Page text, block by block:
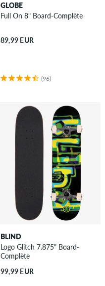
GLOBE
Full On 8" Board-Complète
89,99 EUR
(96)
BLIND
Logo Glitch 7.875" Board-
Complète
99,99 EUR